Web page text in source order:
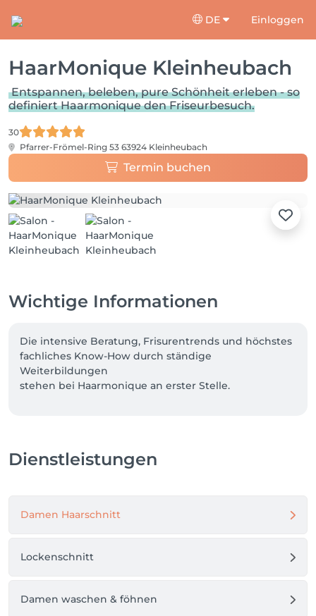
DE Einloggen
HaarMonique Kleinheubach
Entspannen, beleben, pure Schönheit erleben - so
definiert Haarmonique den Friseurbesuch.
30
Pfarrer-Frömel-Ring 53 63924 Kleinheubach
Termin buchen
Wichtige Informationen
Die intensive Beratung, Frisurentrends und höchstes
fachliches Know-How durch ständige
Weiterbildungen
stehen bei Haarmonique an erster Stelle.
perfekte Ergebnis erreichen, eine Typveränderung
Qualität, Perfektion, optimaler Service sowie
uns selbstverständlich.
Dienstleistungen
Damen Haarschnitt
Lockenschnitt
Damen waschen & föhnen